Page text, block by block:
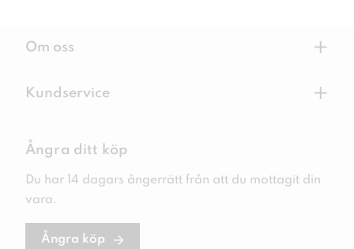
Om oss +
Kundservice +
Ångra ditt köp
Du har 14 dagars ångerrätt från att du mottagit din
vara.
Ångra köp